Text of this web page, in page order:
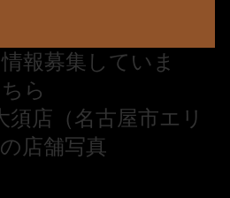
報募集していま
ら